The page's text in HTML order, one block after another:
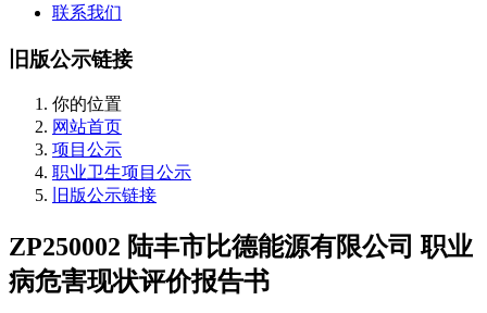
联系我们
旧版公示链接
你的位置
网站首页
项目公示
职业卫生项目公示
旧版公示链接
ZP250002 陆丰市比德能源有限公司 职业
病危害现状评价报告书